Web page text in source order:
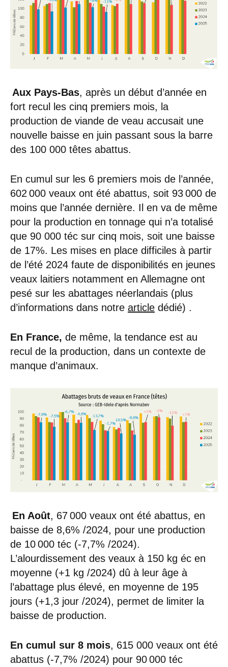
Aux Pays-Bas, après un début d’année en
fort recul les cinq premiers mois, la
production de viande de veau accusait une
nouvelle baisse en juin passant sous la barre
des 100 000 têtes abattus.
En cumul sur les 6 premiers mois de l’année,
602 000 veaux ont été abattus, soit 93 000 de
moins que l’année dernière. Il en va de même
pour la production en tonnage qui n’a totalisé
que 90 000 téc sur cinq mois, soit une baisse
de 17%. Les mises en place difficiles à partir
de l’été 2024 faute de disponibilités en jeunes
veaux laitiers notamment en Allemagne ont
pesé sur les abattages néerlandais (plus
d’informations dans notre article dédié) .
En France, de même, la tendance est au
recul de la production, dans un contexte de
manque d’animaux.
En Août, 67 000 veaux ont été abattus, en
baisse de 8,6% /2024, pour une production
de 10 000 téc (-7,7% /2024).
L’alourdissement des veaux à 150 kg éc en
moyenne (+1 kg /2024) dû à leur âge à
l’abattage plus élevé, en moyenne de 195
jours (+1,3 jour /2024), permet de limiter la
baisse de production.
En cumul sur 8 mois, 615 000 veaux ont été
abattus (-7,7% /2024) pour 90 000 téc